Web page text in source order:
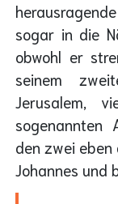
sogar in die
obwohl er
seinem
Jerusalem,
sogenannten
den zwei
Johannes und